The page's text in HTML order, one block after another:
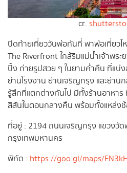
cr.
ปิดท้ายเที่ยววันพ่อกันที่ พาพ่อเที่ยวไ
The Riverfront ใกล้ริมแม่น้ำเจ้าพร
ปิ้ง ถ่ายรูปสวย ๆ ในยามค่ำคืน ที่แบ่
ย่านโรงงาน ย่านเจริญกรุง และย่าน
รู้สึกที่แตกต่างกันไป มีทั้งร้านอาหาร
สีสันในตอนกลางคืน พร้อมทั้งแหล่ง
ที่อยู่ : 2194 ถนนเจริญกรุง แขวงวัด
กรุงเทพมหานคร
พิกัด : https://goo.gl/maps/